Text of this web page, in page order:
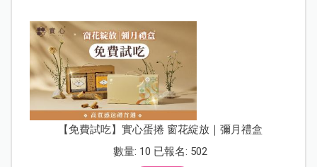
【免費試吃】實心蛋捲 窗花綻放｜彌月禮盒
數量: 10 已報名: 502